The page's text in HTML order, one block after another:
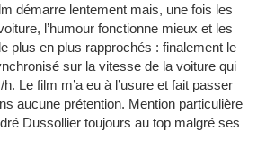
démarre lentement mais, une fois les
l’humour fonctionne mieux et les
plus en plus rapprochés : finalement le
sur la vitesse de la voiture qui
Le film m’a eu à l’usure et fait passer
aucune prétention. Mention particulière
Dussollier toujours au top malgré ses